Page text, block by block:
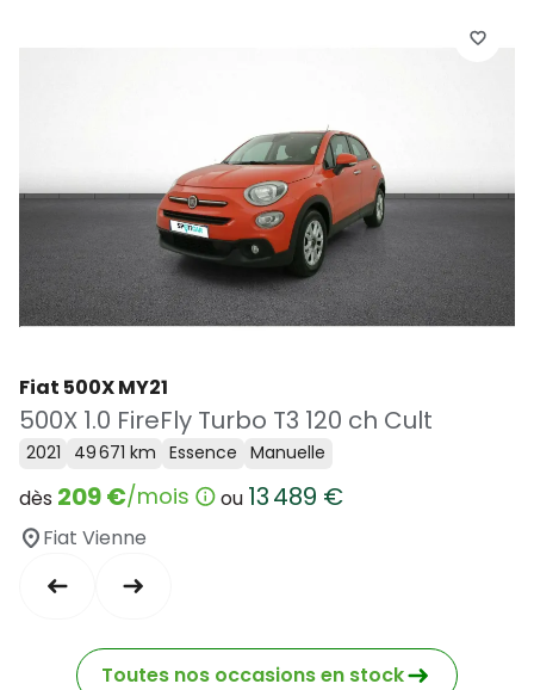
Fiat 500X MY21
500X 1.0 FireFly Turbo T3 120 ch Cult
2021 49 671 km Essence Manuelle
dès 209 €/mois ou 13 489 €
Fiat Vienne
Toutes nos occasions en stock